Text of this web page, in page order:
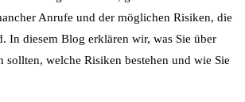
Anrufe und der möglichen Risiken, die
In diesem Blog erklären wir, was Sie über
sollten, welche Risiken bestehen und wie Sie